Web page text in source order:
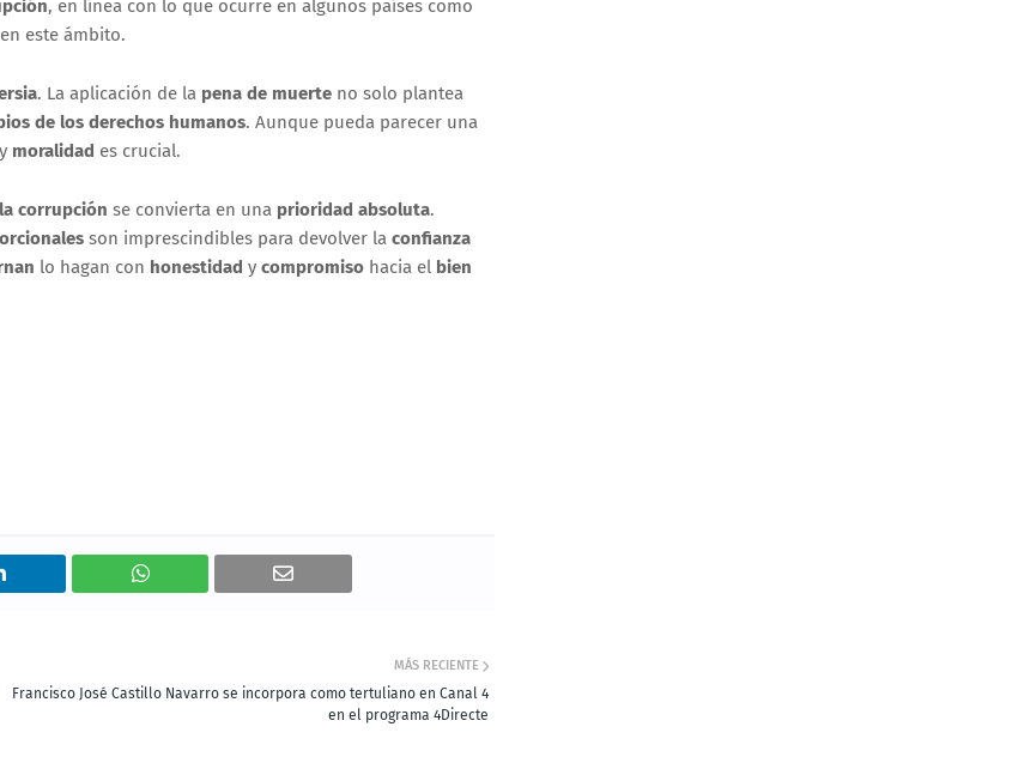
, en línea con lo que ocurre en algunos países como
en este ámbito.
. La aplicación de la pena de muerte no solo plantea
de los derechos humanos. Aunque pueda parecer una
y moralidad es crucial.
corrupción se convierta en una prioridad absoluta.
son imprescindibles para devolver la confianza
lo hagan con honestidad y compromiso hacia el bien
MÁS RECIENTE
Francisco José Castillo Navarro se incorpora como tertuliano en Canal 4
en el programa 4Directe